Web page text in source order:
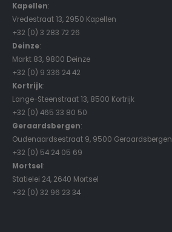
Kapellen:
Vredestraat 13, 2950 Kapellen
+32 (0) 3 283 72 26
Deinze:
Markt 83, 9800 Deinze
+32 (0) 9 336 24 42
Kortrijk:
Lange-Steenstraat 13, 8500 Kortrijk
+32 (0) 465 33 80 50
Geraardsbergen:
Oudenaardsestraat 9, 9500 Geraardsbergen
+32 (0) 54 24 05 69
Mortsel:
Statielei 24, 2640 Mortsel
+32 (0) 32 96 23 34